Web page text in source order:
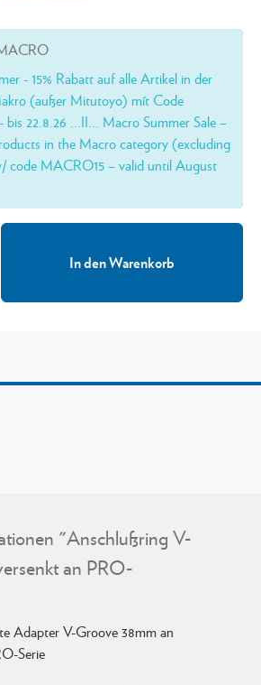
- 15% Rabatt auf alle Artikel in der
(außer Mitutoyo) mít Code
22.8.26 ...II... Macro Summer Sale –
in the Macro category (excluding
code MACRO15 – valid until August
In den Warenkorb
"Anschlußring V-
an PRO-
Adapter V-Groove 38mm an
Serie